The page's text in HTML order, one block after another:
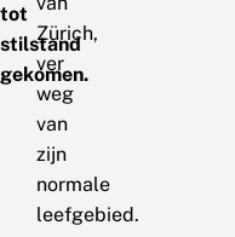
tot
stilstand
gekomen.
Zürich,
ver
weg
van
zijn
normale
leefgebied.